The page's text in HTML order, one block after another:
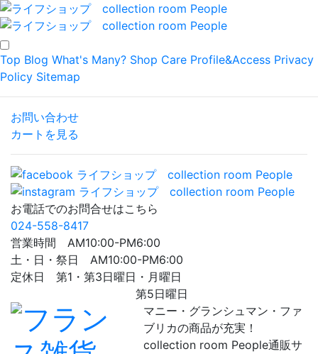
Top Blog What's Many? Shop Care Profile&Access Privacy
Policy Sitemap
お問い合わせ
カートを見る
お電話でのお問合せはこちら
024-558-8417
営業時間 AM10:00-PM6:00
土・日・祭日 AM10:00-PM6:00
定休日 第1・第3日曜日・月曜日
第5日曜日
マニー・グランシュマン・ファ
ブリカの商品が充実！
collection room People通販サ